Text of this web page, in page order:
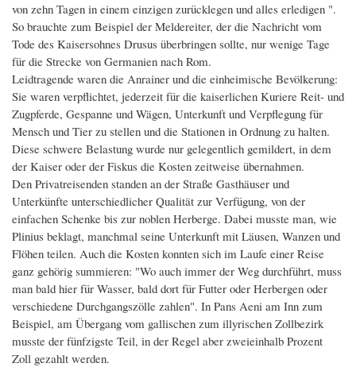
von zehn Tagen in einem einzigen zurücklegen und alles erledigen ".
So brauchte zum Beispiel der Meldereiter, der die Nachricht vom
Tode des Kaisersohnes Drusus überbringen sollte, nur wenige Tage
für die Strecke von Germanien nach Rom.
Leidtragende waren die Anrainer und die einheimische Bevölkerung:
Sie waren verpflichtet, jederzeit für die kaiserlichen Kuriere Reit- und
Zugpferde, Gespanne und Wägen, Unterkunft und Verpflegung für
Mensch und Tier zu stellen und die Stationen in Ordnung zu halten.
Diese schwere Belastung wurde nur gelegentlich gemildert, in dem
der Kaiser oder der Fiskus die Kosten zeitweise übernahmen.
Den Privatreisenden standen an der Straße Gasthäuser und
Unterkünfte unterschiedlicher Qualität zur Verfügung, von der
einfachen Schenke bis zur noblen Herberge. Dabei musste man, wie
Plinius beklagt, manchmal seine Unterkunft mit Läusen, Wanzen und
Flöhen teilen. Auch die Kosten konnten sich im Laufe einer Reise
ganz gehörig summieren: "Wo auch immer der Weg durchführt, muss
man bald hier für Wasser, bald dort für Futter oder Herbergen oder
verschiedene Durchgangszölle zahlen". In Pans Aeni am Inn zum
Beispiel, am Übergang vom gallischen zum illyrischen Zollbezirk
musste der fünfzigste Teil, in der Regel aber zweieinhalb Prozent
Zoll gezahlt werden.